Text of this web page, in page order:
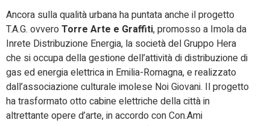
Ancora sulla qualità urbana ha puntata anche il progetto
T.A.G. ovveroTorre Arte e Graffiti, promosso a Imola da
Inrete Distribuzione Energia, la società del Gruppo Hera
che si occupa della gestione dell’attività di distribuzione di
gas ed energia elettrica in Emilia-Romagna, e realizzato
dall’associazione culturale imolese Noi Giovani. Il progetto
ha trasformato otto cabine elettriche della città in
altrettante opere d’arte, in accordo con Con.Ami